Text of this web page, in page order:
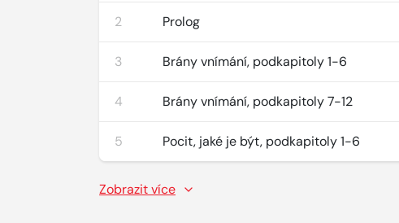
2 Prolog
3 Brány vnímání, podkapitoly 1-6
4 Brány vnímání, podkapitoly 7-12
5 Pocit, jaké je být, podkapitoly 1-6
Zobrazit více